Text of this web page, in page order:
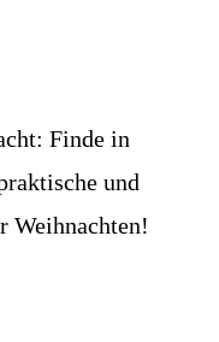
Finde in
und
Weihnachten!